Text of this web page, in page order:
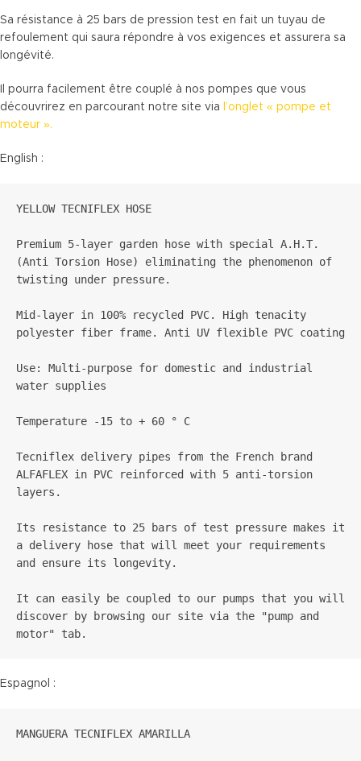
Sa résistance à 25 bars de pression test en fait un tuyau de
refoulement qui saura répondre à vos exigences et assurera sa
longévité.
Il pourra facilement être couplé à nos pompes que vous
découvrirez en parcourant notre site via
l’onglet « pompe et
moteur ».
English :
YELLOW TECNIFLEX HOSE
Premium 5-layer garden hose with special A.H.T.
(Anti Torsion Hose) eliminating the phenomenon of
twisting under pressure.
Mid-layer in 100% recycled PVC. High tenacity
polyester fiber frame. Anti UV flexible PVC coating
Use: Multi-purpose for domestic and industrial
water supplies
Temperature -15 to + 60 ° C
Tecniflex delivery pipes from the French brand
ALFAFLEX in PVC reinforced with 5 anti-torsion
layers.
Its resistance to 25 bars of test pressure makes it
a delivery hose that will meet your requirements
and ensure its longevity.
It can easily be coupled to our pumps that you will
discover by browsing our site via the "pump and
motor" tab.
Espagnol :
MANGUERA TECNIFLEX AMARILLA